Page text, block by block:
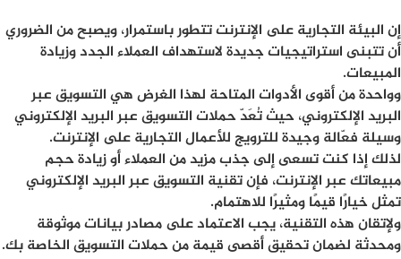
إن البيئة التجارية على الإنترنت تتطور باستمرار، ويصبح من الضروري
أن تتبنى استراتيجيات جديدة لاستهداف العملاء الجدد وزيادة
المبيعات.
وواحدة من أقوى الأدوات المتاحة لهذا الغرض هي التسويق عبر
البريد الإلكتروني، حيث تُعَدّ حملات التسويق عبر البريد الإلكتروني
وسيلة فعّالة وجيدة للترويج للأعمال التجارية على الإنترنت.
لذلك إذا كنت تسعى إلى جذب مزيد من العملاء أو زيادة حجم
مبيعاتك عبر الإنترنت، فإن تقنية التسويق عبر البريد الإلكتروني
تمثل خيارًا قيمًا ومثيرًا للاهتمام.
ولإتقان هذه التقنية، يجب الاعتماد على مصادر بيانات موثوقة
ومحدثة لضمان تحقيق أقصى قيمة من حملات التسويق الخاصة بك.